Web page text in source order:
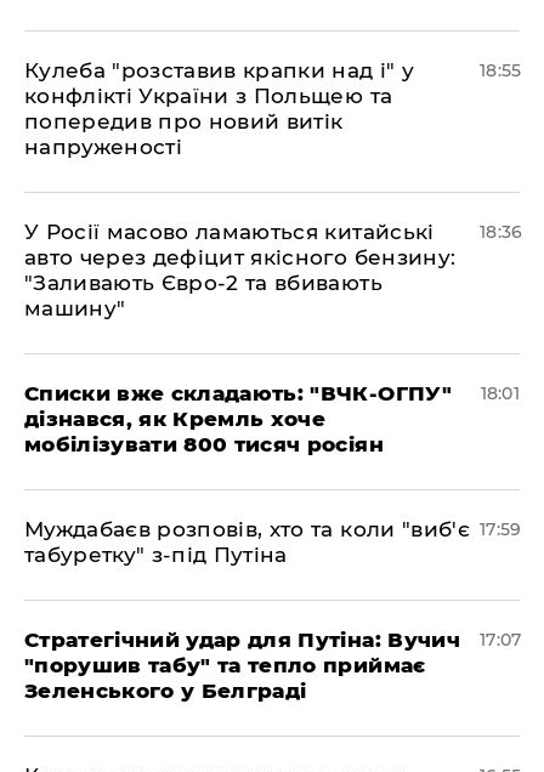
Кулеба "розставив крапки над і" у
конфлікті України з Польщею та
попередив про новий витік
напруженості
18:55
У Росії масово ламаються китайські
авто через дефіцит якісного бензину:
"Заливають Євро-2 та вбивають
машину"
18:36
Списки вже складають: "ВЧК-ОГПУ"
дізнався, як Кремль хоче
мобілізувати 800 тисяч росіян
18:01
Муждабаєв розповів, хто та коли "виб'є
табуретку" з-під Путіна
17:59
Стратегічний удар для Путіна: Вучич
"порушив табу" та тепло приймає
Зеленського у Белграді
17:07